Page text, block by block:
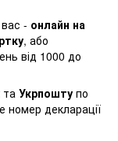
- онлайн на
, або
від 1000 до
та Укрпошту по
номер декларації